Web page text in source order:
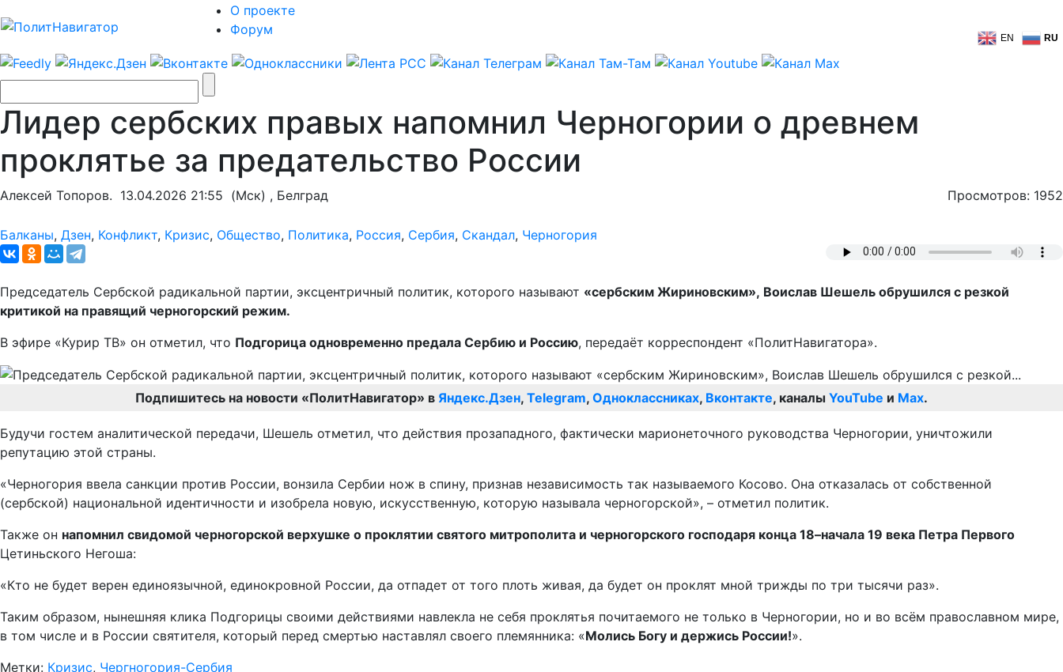
О проекте
Форум
EN RU
Лидер сербских правых напомнил Черногории о древнем
проклятье за предательство России
Алексей Топоров. 13.04.2026 21:55 (Мск) , Белград Просмотров: 1952
Балканы, Дзен, Конфликт, Кризис, Общество, Политика, Россия, Сербия, Скандал, Черногория
Председатель Сербской радикальной партии, эксцентричный политик, которого называют «сербским Жириновским», Воислав Шешель обрушился с резкой
критикой на правящий черногорский режим.
В эфире «Курир ТВ» он отметил, что Подгорица одновременно предала Сербию и Россию, передаёт корреспондент «ПолитНавигатора».
Подпишитесь на новости «ПолитНавигатор» в Яндекс.Дзен, Telegram, Одноклассниках, Вконтакте, каналы YouTube и Max.
Будучи гостем аналитической передачи, Шешель отметил, что действия прозападного, фактически марионеточного руководства Черногории, уничтожили
репутацию этой страны.
«Черногория ввела санкции против России, вонзила Сербии нож в спину, признав независимость так называемого Косово. Она отказалась от собственной
(сербской) национальной идентичности и изобрела новую, искусственную, которую называла черногорской», – отметил политик.
Также он напомнил свидомой черногорской верхушке о проклятии святого митрополита и черногорского господаря конца 18–начала 19 века Петра Первого
Цетиньского Негоша:
«Кто не будет верен единоязычной, единокровной России, да отпадет от того плоть живая, да будет он проклят мной трижды по три тысячи раз».
Таким образом, нынешняя клика Подгорицы своими действиями навлекла не себя проклятья почитаемого не только в Черногории, но и во всём православном мире,
в том числе и в России святителя, который перед смертью наставлял своего племянника: «Молись Богу и держись России!».
Метки: Кризис, Чергногория-Сербия